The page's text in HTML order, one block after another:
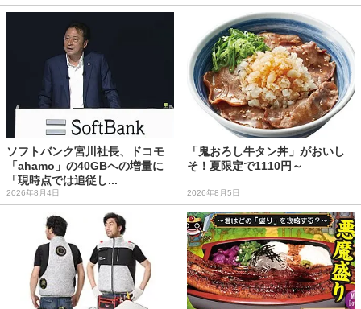
ソフトバンク宮川社長、ドコモ
「ahamo」の40GBへの増量に
「現時点では追従し...
2026年8月4日
「鬼おろし牛タン丼」がおいし
そ！夏限定で1110円～
2026年8月5日